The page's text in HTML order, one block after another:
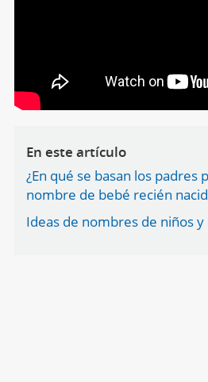
En este artículo
¿En qué se basan los padres
nombre de bebé recién
Ideas de nombres de niños